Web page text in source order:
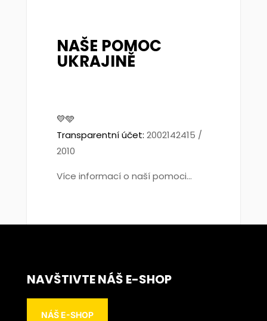
NAŠE POMOC
UKRAJINĚ
💛🩵
Transparentní účet: 2002142415 /
2010
Více informací o naší pomoci...
NAVŠTIVTE NÁŠ E-SHOP
NÁŠ E-SHOP